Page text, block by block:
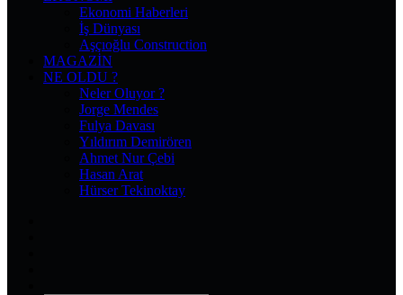
Ekonomi Haberleri
İş Dünyası
Aşçıoğlu Construction
MAGAZIN
NE OLDU ?
Neler Oluyor ?
Jorge Mendes
Fulya Davası
Yıldırım Demirören
Ahmet Nur Çebi
Hasan Arat
Hürser Tekinoktay